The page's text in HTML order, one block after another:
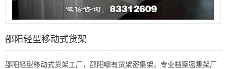
邵阳轻型移动式货架
邵阳轻型移动式货架工厂，邵阳哪有货架密集架，专业档案密集架厂